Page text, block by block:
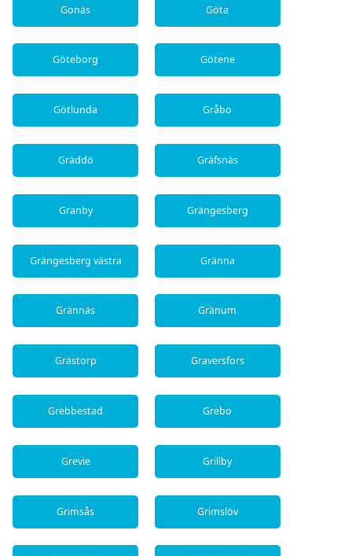
Gonäs Göta
Göteborg Götene
Götlunda Gråbo
Gräddö Gräfsnäs
Granby Grängesberg
Grängesberg västra Gränna
Grännäs Gränum
Grästorp Graversfors
Grebbestad Grebo
Grevie Grillby
Grimsås Grimslöv